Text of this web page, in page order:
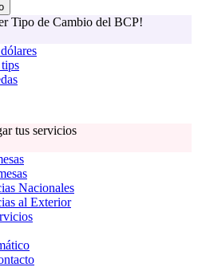
Tipo de Cambio del BCP!
tus servicios
Nacionales
al Exterior